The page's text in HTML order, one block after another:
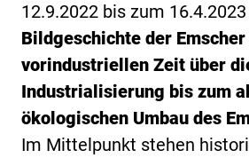
12.9.2022 bis zum
Bildgeschichte der
vorindustriellen Zeit über
Industrialisierung bis zum
ökologischen Umbau des
Im Mittelpunkt stehen